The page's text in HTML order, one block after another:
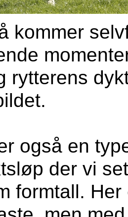
kommer
rytterens
også en
der vi
formtall. Her